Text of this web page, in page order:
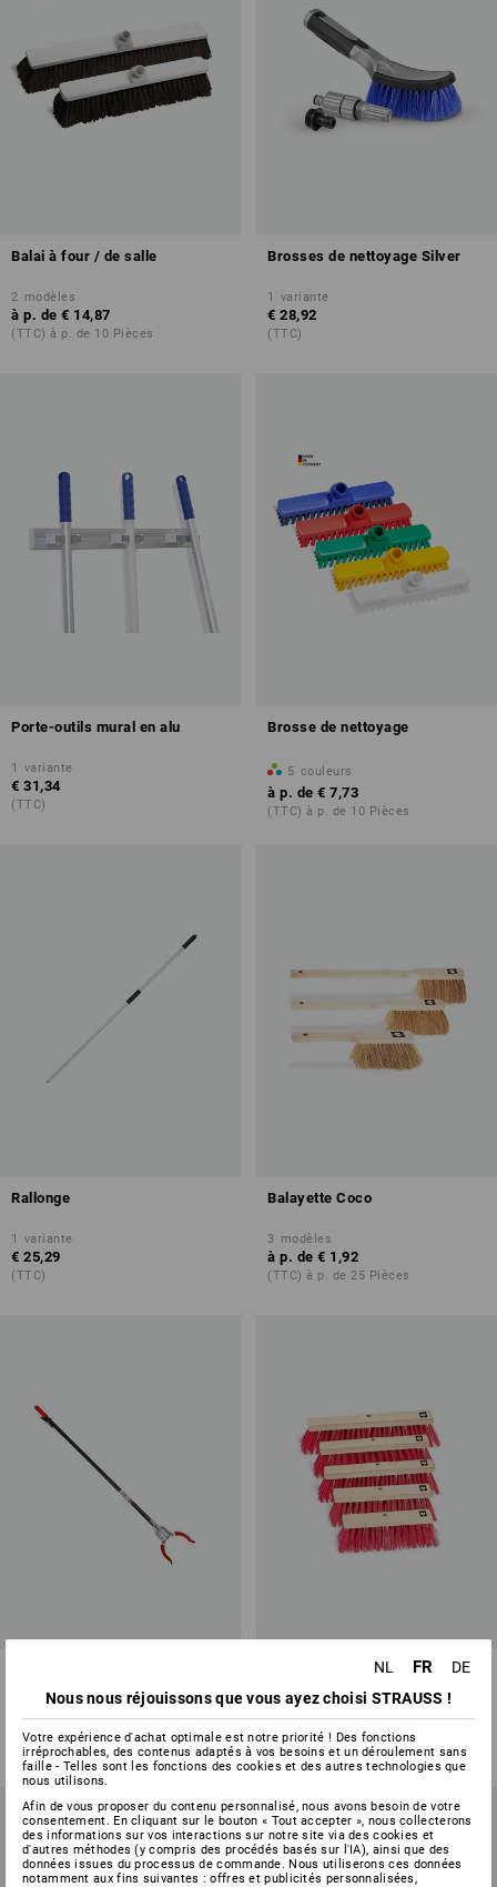
Balai à four / de salle
2 modèles
à p. de € 14,87
(TTC) à p. de 10 Pièces
Brosses de nettoyage Silver
1 variante
€ 28,92
(TTC)
Porte-outils mural en alu
1 variante
€ 31,34
(TTC)
Brosse de nettoyage
5 couleurs
à p. de € 7,73
(TTC) à p. de 10 Pièces
Rallonge
1 variante
€ 25,29
(TTC)
Balayette Coco
3 modèles
à p. de € 1,92
(TTC) à p. de 25 Pièces
€ 15,61
(TTC) à p. de 10 Pièces
Balai de rue en plastique
modèles
€ 3,38
(TTC) à p. de 10 Pièces
NL FR
DE
Nous nous réjouissons que vous ayez choisi STRAUSS !
Votre expérience d'achat optimale est notre priorité ! Des fonctions
irréprochables, des contenus adaptés à vos besoins et un déroulement sans
faille - Telles sont les fonctions des cookies et des autres technologies que
nous utilisons.
Afin de vous proposer du contenu personnalisé, nous avons besoin de votre
consentement. En cliquant sur le bouton « Tout accepter », nous collecterons
des informations sur vos interactions sur notre site via des cookies et
d'autres méthodes (y compris des procédés basés sur l'IA), ainsi que des
données issues du processus de commande. Nous utiliserons ces données
notamment aux fins suivantes : offres et publicités personnalisées,